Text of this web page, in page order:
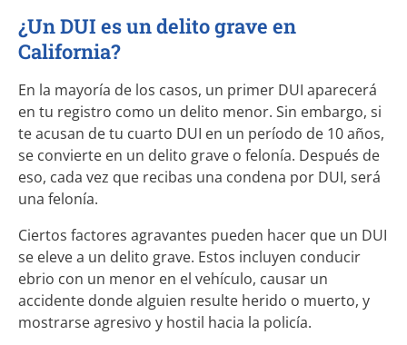
¿Un DUI es un delito grave en
California?
En la mayoría de los casos, un primer DUI aparecerá
en tu registro como un delito menor. Sin embargo, si
te acusan de tu cuarto DUI en un período de 10 años,
se convierte en un delito grave o felonía. Después de
eso, cada vez que recibas una condena por DUI, será
una felonía.
Ciertos factores agravantes pueden hacer que un DUI
se eleve a un delito grave. Estos incluyen conducir
ebrio con un menor en el vehículo, causar un
accidente donde alguien resulte herido o muerto, y
mostrarse agresivo y hostil hacia la policía.